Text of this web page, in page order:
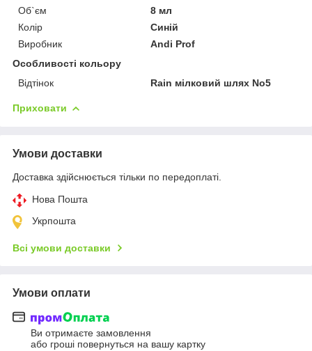
Об`єм
8 мл
Колір
Синій
Виробник
Andi Prof
Особливості кольору
Відтінок
Rain мілковий шлях No5
Приховати
Умови доставки
Доставка здійснюється тільки по передоплаті.
Нова Пошта
Укрпошта
Всі умови доставки
Умови оплати
Ви отримаєте замовлення
або гроші повернуться на вашу картку